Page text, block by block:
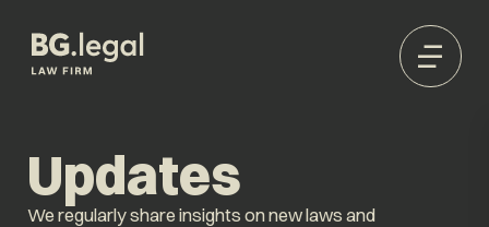
Updates
We regularly share insights on new laws and